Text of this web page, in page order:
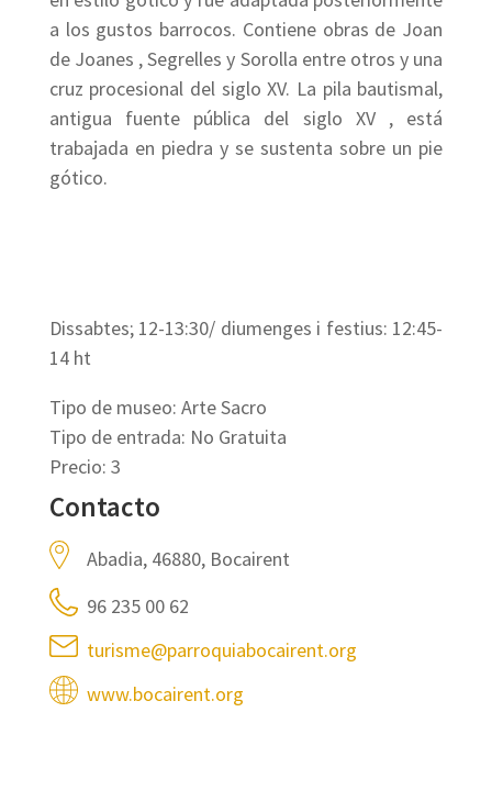
a los gustos barrocos. Contiene obras de Joan
de Joanes , Segrelles y Sorolla entre otros y una
cruz procesional del siglo XV. La pila bautismal,
antigua fuente pública del siglo XV , está
trabajada en piedra y se sustenta sobre un pie
gótico.
Dissabtes; 12-13:30/ diumenges i festius: 12:45-
14 ht
Tipo de museo: Arte Sacro
Tipo de entrada: No Gratuita
Precio: 3 
Contacto
Abadia, 46880, Bocairent
96 235 00 62
turisme@parroquiabocairent.org
www.bocairent.org